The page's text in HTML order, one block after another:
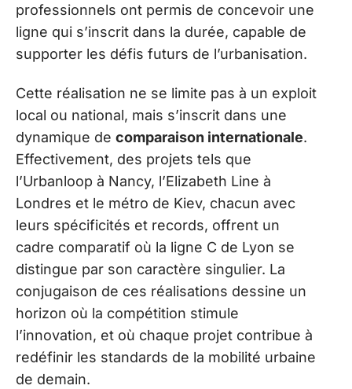
professionnels ont permis de concevoir une
ligne qui s’inscrit dans la durée, capable de
supporter les défis futurs de l’urbanisation.
Cette réalisation ne se limite pas à un exploit
local ou national, mais s’inscrit dans une
dynamique de comparaison internationale.
Effectivement, des projets tels que
l’Urbanloop à Nancy, l’Elizabeth Line à
Londres et le métro de Kiev, chacun avec
leurs spécificités et records, offrent un
cadre comparatif où la ligne C de Lyon se
distingue par son caractère singulier. La
conjugaison de ces réalisations dessine un
horizon où la compétition stimule
l’innovation, et où chaque projet contribue à
redéfinir les standards de la mobilité urbaine
de demain.